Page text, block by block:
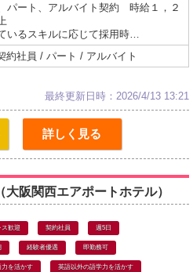
パート、アルバイト契約 時給１，２
いるスキルに応じて採用時…
約社員 / パート / アルバイト
最終更新日時：2026/4/13 13:21
詳しく見る
阪関西エアポートホテル）
ス歓迎 契約社員 週5日
経験者優遇 即勤務可
力を活かす 英語以外の語学力を活かす